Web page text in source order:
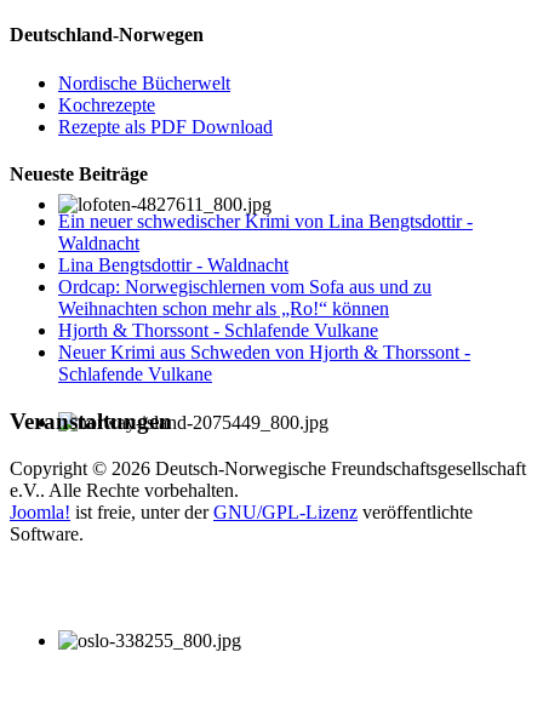
Deutschland-Norwegen
Nordische Bücherwelt
Kochrezepte
Rezepte als PDF Download
Neueste Beiträge
Ein neuer schwedischer Krimi von Lina Bengtsdottir -
Waldnacht
Lina Bengtsdottir - Waldnacht
Ordcap: Norwegischlernen vom Sofa aus und zu
Weihnachten schon mehr als „Ro!“ können
Hjorth & Thorssont - Schlafende Vulkane
Neuer Krimi aus Schweden von Hjorth & Thorssont -
Schlafende Vulkane
Veranstaltungen
Copyright © 2026 Deutsch-Norwegische Freundschaftsgesellschaft
e.V.. Alle Rechte vorbehalten.
Joomla! ist freie, unter derGNU/GPL-Lizenz veröffentlichte
Software.